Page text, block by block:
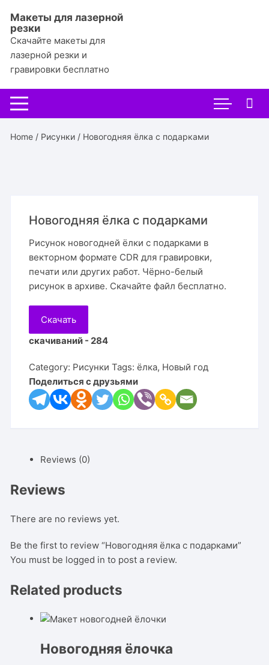
содержимому
Макеты для лазерной
резки
Скачайте макеты для
лазерной резки и
гравировки бесплатно
Home / Рисунки / Новогодняя ёлка с подарками
Новогодняя ёлка с подарками
Рисунок новогодней ёлки с подарками в
векторном формате CDR для гравировки,
печати или других работ. Чёрно-белый
рисунок в архиве. Скачайте файл бесплатно.
Скачать
скачиваний - 284
Category: Рисунки Tags:ёлка, Новый год
Поделиться с друзьями
Reviews (0)
Reviews
There are no reviews yet.
Be the first to review “Новогодняя ёлка с подарками”
You must be logged in to post a review.
Related products
Новогодняя ёлочка